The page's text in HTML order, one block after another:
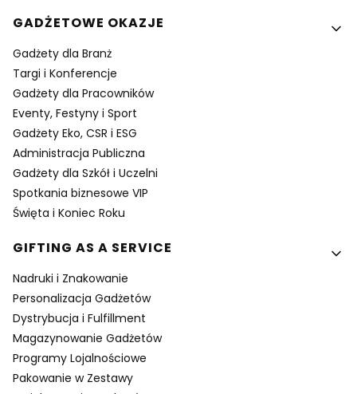
GADŻETOWE OKAZJE
Gadżety dla Branż
Targi i Konferencje
Gadżety dla Pracowników
Eventy, Festyny i Sport
Gadżety Eko, CSR i ESG
Administracja Publiczna
Gadżety dla Szkół i Uczelni
Spotkania biznesowe VIP
Święta i Koniec Roku
GIFTING AS A SERVICE
Nadruki i Znakowanie
Personalizacja Gadżetów
Dystrybucja i Fulfillment
Magazynowanie Gadżetów
Programy Lojalnościowe
Pakowanie w Zestawy